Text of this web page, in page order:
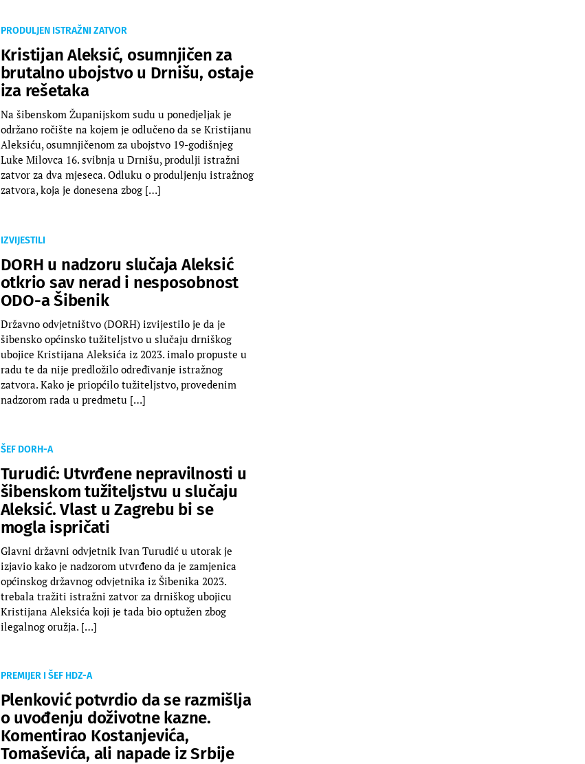
PRODULJEN ISTRAŽNI ZATVOR
Kristijan Aleksić, osumnjičen za
brutalno ubojstvo u Drnišu, ostaje
iza rešetaka
Na šibenskom Županijskom sudu u ponedjeljak je
održano ročište na kojem je odlučeno da se Kristijanu
Aleksiću, osumnjičenom za ubojstvo 19-godišnjeg
Luke Milovca 16. svibnja u Drnišu, produlji istražni
zatvor za dva mjeseca. Odluku o produljenju istražnog
zatvora, koja je donesena zbog […]
IZVIJESTILI
DORH u nadzoru slučaja Aleksić
otkrio sav nerad i nesposobnost
ODO-a Šibenik
Državno odvjetništvo (DORH) izvijestilo je da je
šibensko općinsko tužiteljstvo u slučaju drniškog
ubojice Kristijana Aleksića iz 2023. imalo propuste u
radu te da nije predložilo određivanje istražnog
zatvora. Kako je priopćilo tužiteljstvo, provedenim
nadzorom rada u predmetu […]
ŠEF DORH-A
Turudić: Utvrđene nepravilnosti u
šibenskom tužiteljstvu u slučaju
Aleksić. Vlast u Zagrebu bi se
mogla ispričati
Glavni državni odvjetnik Ivan Turudić u utorak je
izjavio kako je nadzorom utvrđeno da je zamjenica
općinskog državnog odvjetnika iz Šibenika 2023.
trebala tražiti istražni zatvor za drniškog ubojicu
Kristijana Aleksića koji je tada bio optužen zbog
ilegalnog oružja. […]
PREMIJER I ŠEF HDZ-A
Plenković potvrdio da se razmišlja
o uvođenju doživotne kazne.
Komentirao Kostanjevića,
Tomaševića, ali napade iz Srbije